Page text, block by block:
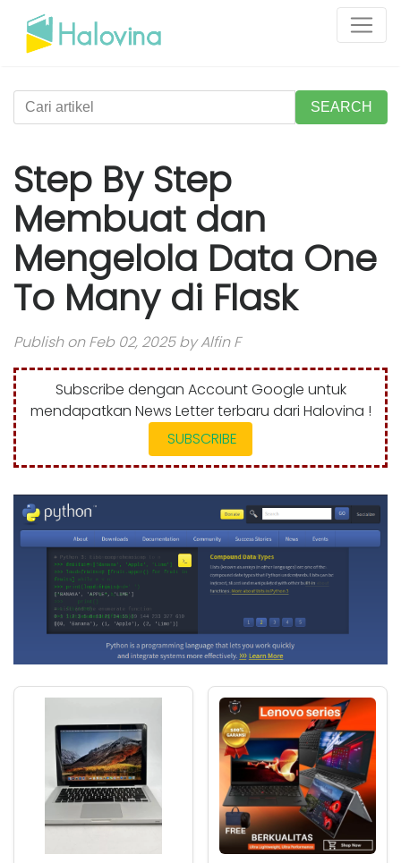
SEARCH
Step By Step
Membuat dan
Mengelola Data One
To Many di Flask
Publish on Feb 02, 2025 by Alfin F
Subscribe dengan Account Google untuk
mendapatkan News Letter terbaru dari Halovina !
SUBSCRIBE